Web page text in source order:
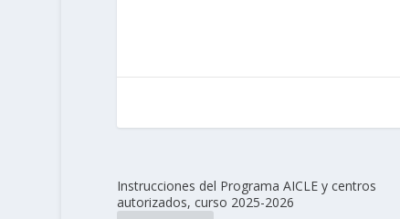
Instrucciones del Programa AICLE y centros
autorizados, curso 2025-2026